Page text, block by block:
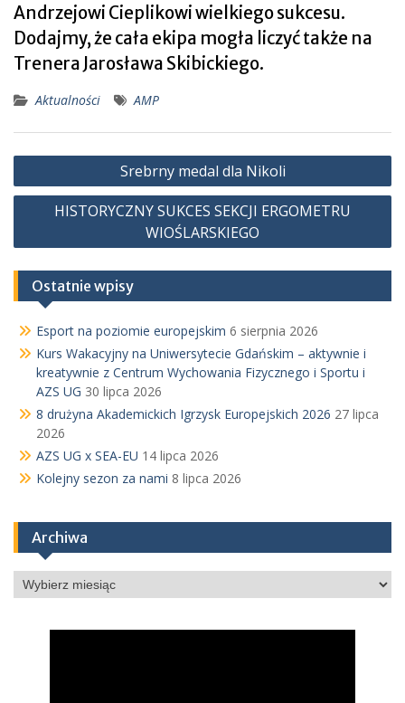
Andrzejowi Cieplikowi wielkiego sukcesu.
Dodajmy, że cała ekipa mogła liczyć także na
Trenera Jarosława Skibickiego.
Aktualności AMP
Nawigacja
wpisu
Srebrny medal dla Nikoli
HISTORYCZNY SUKCES SEKCJI ERGOMETRU
WIOŚLARSKIEGO
Ostatnie wpisy
Esport na poziomie europejskim 6 sierpnia 2026
Kurs Wakacyjny na Uniwersytecie Gdańskim – aktywnie i
kreatywnie z Centrum Wychowania Fizycznego i Sportu i
AZS UG 30 lipca 2026
8 drużyna Akademickich Igrzysk Europejskich 2026 27 lipca
2026
AZS UG x SEA-EU 14 lipca 2026
Kolejny sezon za nami 8 lipca 2026
Archiwa
Archiwa